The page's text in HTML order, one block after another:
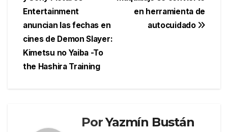
de
entradas
en herramienta de
autocuidado
Entertainment
anuncian las fechas en
cines de Demon Slayer:
Kimetsu no Yaiba -To
the Hashira Training
PorYazmín Bustán